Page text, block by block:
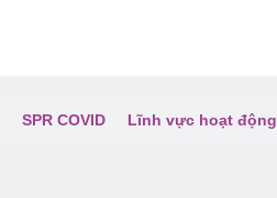
SPR COVID Lĩnh vực hoạt động